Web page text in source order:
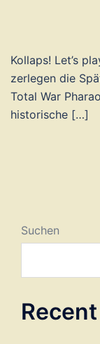
Kollaps! Let’s
zerlegen die
Total War
historische […]
Suchen